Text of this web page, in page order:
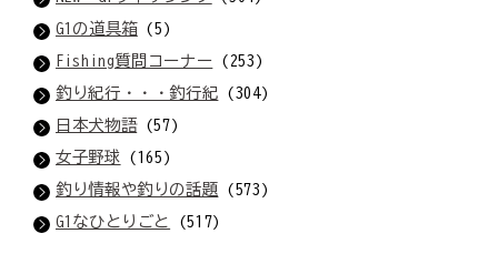
G1の道具箱(5)
Fishing質問コーナー (253)
釣り紀行・・・釣行紀 (304)
日本犬物語(57)
女子野球 (165)
釣り情報や釣りの話題 (573)
G1なひとりごと
(517)